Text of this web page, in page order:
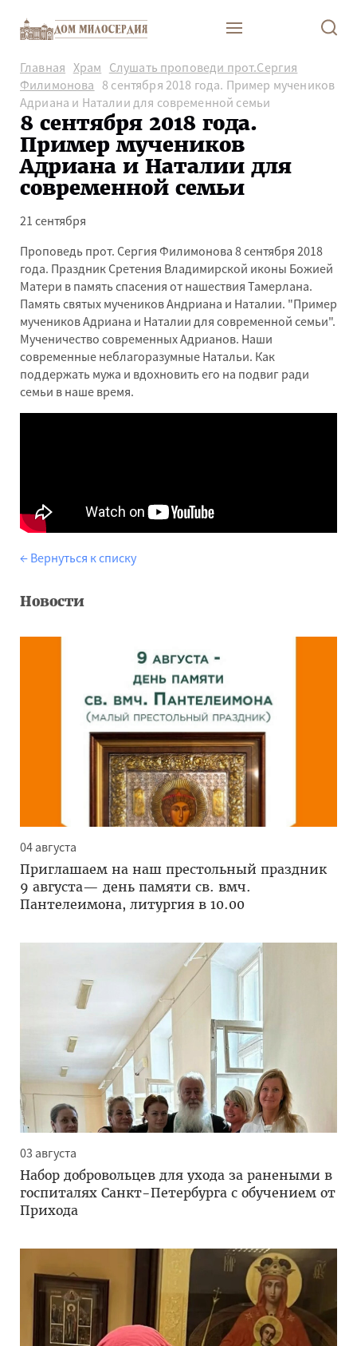
Главная Храм Слушать проповеди прот.Сергия
Филимонова 8 сентября 2018 года. Пример мучеников
Адриана и Наталии для современной семьи
8 сентября 2018 года.
Пример мучеников
Адриана и Наталии для
современной семьи
21 сентября
Проповедь прот. Сергия Филимонова 8 сентября 2018
года. Праздник Сретения Владимирской иконы Божией
Матери в память спасения от нашествия Тамерлана.
Память святых мучеников Андриана и Наталии. "Пример
мучеников Адриана и Наталии для современной семьи".
Мученичество современных Адрианов. Наши
современные неблагоразумные Натальи. Как
поддержать мужа и вдохновить его на подвиг ради
семьи в наше время.
← Вернуться к списку
Новости
04 августа
Приглашаем на наш престольный праздник
9 августа— день памяти св. вмч.
Пантелеимона, литургия в 10.00
03 августа
Набор добровольцев для ухода за ранеными в
госпиталях Санкт-Петербурга с обучением от
Прихода